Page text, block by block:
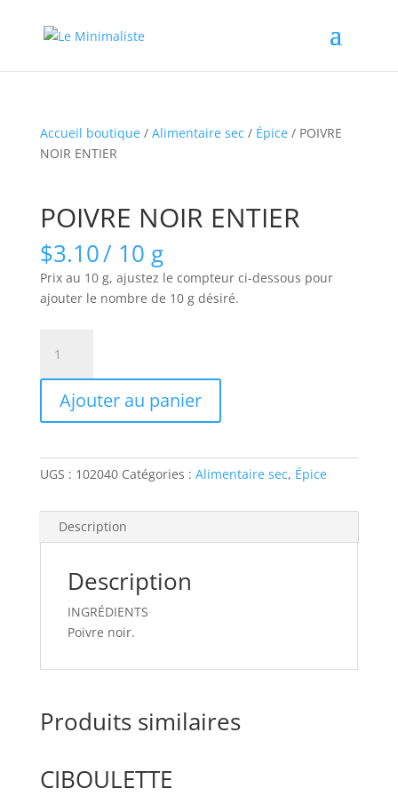
Accueil boutique/ Alimentaire sec / Épice/ POIVRE
NOIR ENTIER
POIVRE NOIR ENTIER
$3.10/ 10 g
Prix au 10 g, ajustez le compteur ci-dessous pour
ajouter le nombre de 10 g désiré.
POIVRE
NOIR
ENTIER
Ajouter au panier
UGS : 102040 Catégories : Alimentaire sec, Épice
Description
Description
INGRÉDIENTS
Poivre noir.
Produits similaires
CIBOULETTE